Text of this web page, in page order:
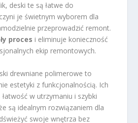
deski te są łatwe do
je świetnym wyborem dla
przeprowadzić remont.
proces i eliminuje konieczność
ekip remontowych.
drewniane polimerowe to
estetyki z funkcjonalnością. Ich
w utrzymaniu i szybki
są idealnym rozwiązaniem dla
swoje wnętrza bez